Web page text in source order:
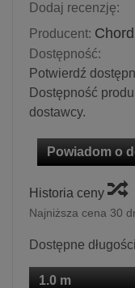
Dodaj recenzję:
Producent: Chord
Dostępność:
Potwierdź
Dostępność
dostawcy.
Powiadom o
Historia ceny
Najniższa cena 30
Dostępne długości
1.0 m